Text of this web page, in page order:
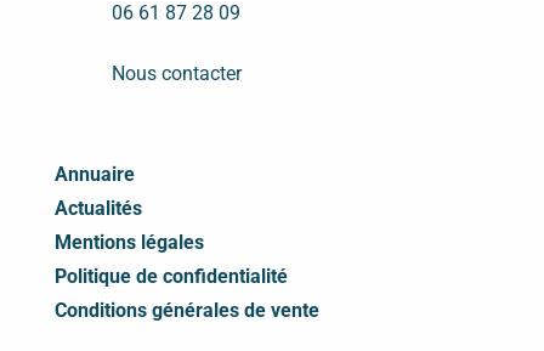
06 61 87 28 09
Nous contacter
Annuaire
Actualités
Mentions légales
Politique de confidentialité
Conditions générales de vente